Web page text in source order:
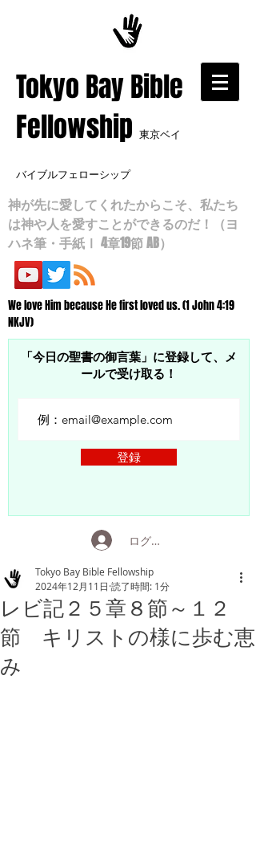
​Tokyo Bay Bible
Fellowship 東京ベイ
バイブルフェローシップ
神が先に愛してくれたからこそ、私たち
は神や人を愛すことができるのだ！（ヨ
ハネ筆・手紙Ⅰ 4章19節 AB）
We love Him because He first loved us. (1 John 4:19
NKJV)
「今日の聖書の御言葉」に登録して、メ
ールで受け取る！
登録
ログイン
レビ記２５章８節～１２
節 キリストの様に歩む恵
み
Tokyo Bay Bible Fellowship
2024年12月11日 読了時間: 1分